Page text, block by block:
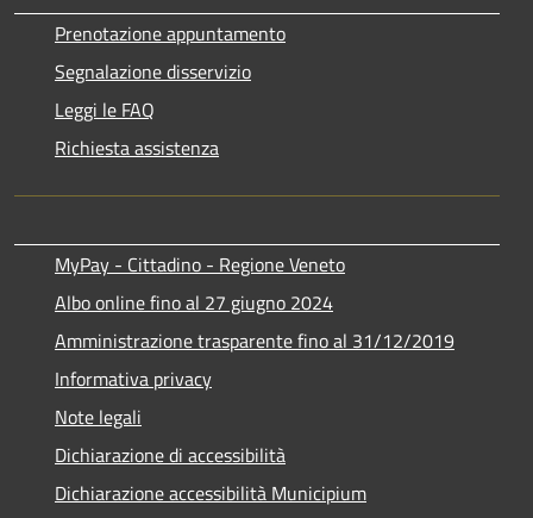
Prenotazione appuntamento
Segnalazione disservizio
Leggi le FAQ
Richiesta assistenza
MyPay - Cittadino - Regione Veneto
Albo online fino al 27 giugno 2024
Amministrazione trasparente fino al 31/12/2019
Informativa privacy
Note legali
Dichiarazione di accessibilità
Dichiarazione accessibilità Municipium